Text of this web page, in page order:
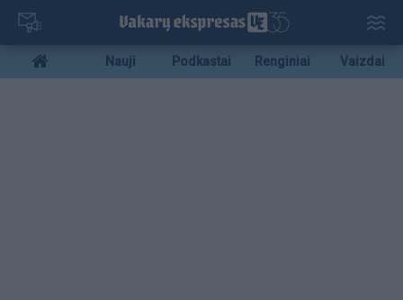
Pereiti
pagrindinį
turinį
Mobile
menu
Nauji Podkastai Renginiai Vaizdai